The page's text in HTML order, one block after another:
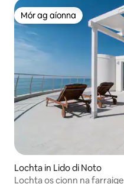
Mór ag aíonna
Mór ag aíonna
Lochta in Lido di Noto
Lochta os cionn na farraige